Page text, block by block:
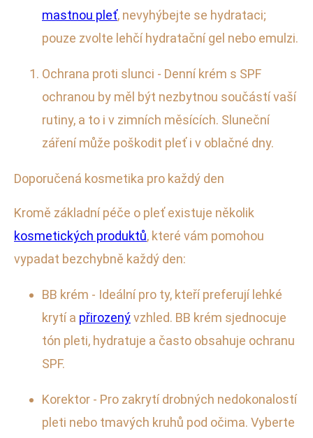
mastnou pleť, nevyhýbejte se hydrataci;
pouze zvolte lehčí hydratační gel nebo emulzi.
Ochrana proti slunci - Denní krém s SPF
ochranou by měl být nezbytnou součástí vaší
rutiny, a to i v zimních měsících. Sluneční
záření může poškodit pleť i v oblačné dny.
Doporučená kosmetika pro každý den
Kromě základní péče o pleť existuje několik
kosmetických produktů, které vám pomohou
vypadat bezchybně každý den:
BB krém - Ideální pro ty, kteří preferují lehké
krytí a přirozenývzhled. BB krém sjednocuje
tón pleti, hydratuje a často obsahuje ochranu
SPF.
Korektor - Pro zakrytí drobných nedokonalostí
pleti nebo tmavých kruhů pod očima. Vyberte